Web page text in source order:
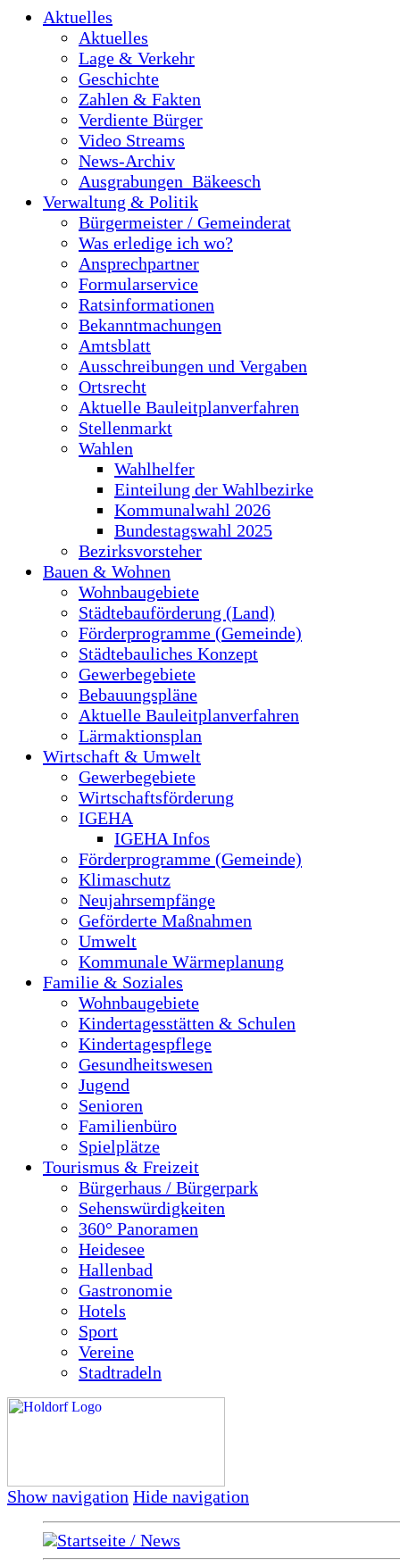
Aktuelles
Aktuelles
Lage & Verkehr
Geschichte
Zahlen & Fakten
Verdiente Bürger
Video Streams
News-Archiv
Ausgrabungen_Bäkeesch
Verwaltung & Politik
Bürgermeister / Gemeinderat
Was erledige ich wo?
Ansprechpartner
Formularservice
Ratsinformationen
Bekanntmachungen
Amtsblatt
Ausschreibungen und Vergaben
Ortsrecht
Aktuelle Bauleitplanverfahren
Stellenmarkt
Wahlen
Wahlhelfer
Einteilung der Wahlbezirke
Kommunalwahl 2026
Bundestagswahl 2025
Bezirksvorsteher
Bauen & Wohnen
Wohnbaugebiete
Städtebauförderung (Land)
Förderprogramme (Gemeinde)
Städtebauliches Konzept
Gewerbegebiete
Bebauungspläne
Aktuelle Bauleitplanverfahren
Lärmaktionsplan
Wirtschaft & Umwelt
Gewerbegebiete
Wirtschaftsförderung
IGEHA
IGEHA Infos
Förderprogramme (Gemeinde)
Klimaschutz
Neujahrsempfänge
Geförderte Maßnahmen
Umwelt
Kommunale Wärmeplanung
Familie & Soziales
Wohnbaugebiete
Kindertagesstätten & Schulen
Kindertagespflege
Gesundheitswesen
Jugend
Senioren
Familienbüro
Spielplätze
Tourismus & Freizeit
Bürgerhaus / Bürgerpark
Sehenswürdigkeiten
360° Panoramen
Heidesee
Hallenbad
Gastronomie
Hotels
Sport
Vereine
Stadtradeln
Show navigation Hide navigation
Startseite / News